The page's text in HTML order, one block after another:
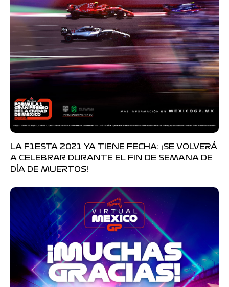
LA F1ESTA 2021 YA TIENE FECHA: ¡SE VOLVERÁ
A CELEBRAR DURANTE EL FIN DE SEMANA DE
DÍA DE MUERTOS!